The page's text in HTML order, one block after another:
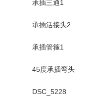
承插三通1
承插活接头2
承插管箍1
45度承插弯头
DSC_5228